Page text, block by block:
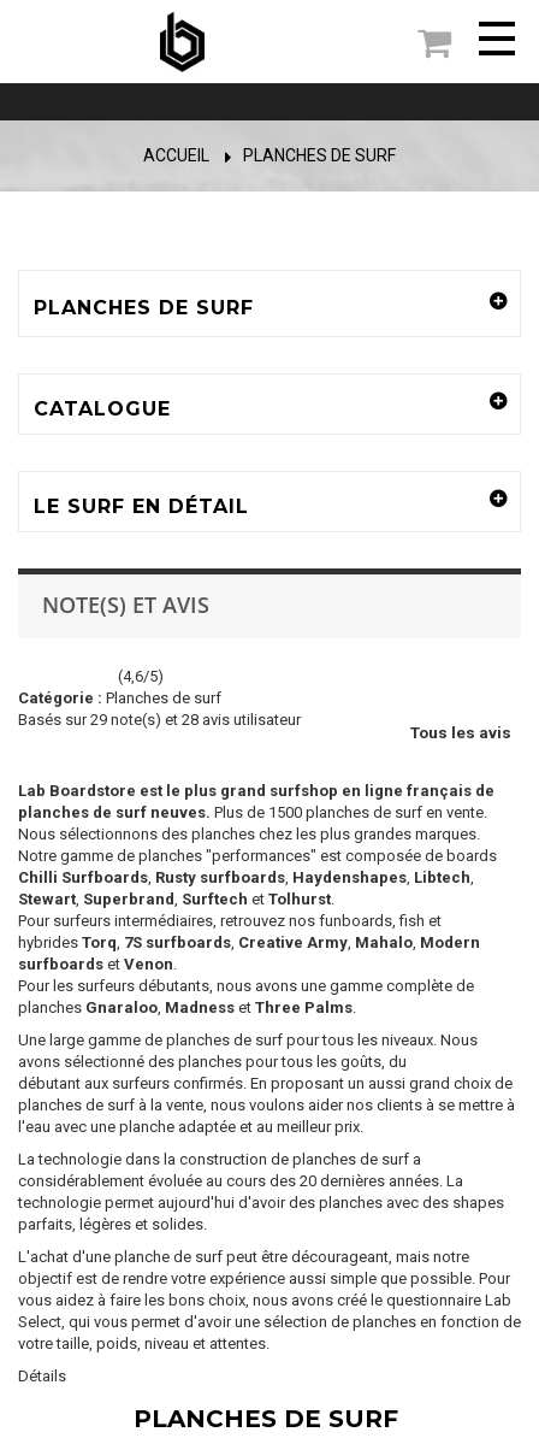
ACCUEIL PLANCHES DE SURF
PLANCHES DE SURF
CATALOGUE
LE SURF EN DÉTAIL
NOTE(S) ET AVIS
(4,6/5)
Catégorie : Planches de surf
Basés sur29 note(s) et 28 avis utilisateur
Tous les avis
Lab Boardstore est le plus grand surfshop en ligne français de
planches de surf neuves. Plus de 1500 planches de surf en vente.
Nous sélectionnons des planches chez les plus grandes marques.
Notre gamme de planches "performances" est composée de boards
Chilli Surfboards, Rusty surfboards, Haydenshapes, Libtech,
Stewart, Superbrand, Surftech et Tolhurst.
Pour surfeurs intermédiaires, retrouvez nos funboards, fish et
hybrides Torq, 7S surfboards, Creative Army, Mahalo, Modern
surfboards et Venon.
Pour les surfeurs débutants, nous avons une gamme complète de
planches Gnaraloo, Madness et Three Palms.
Une large gamme de planches de surf pour tous les niveaux. Nous
avons sélectionné des planches pour tous les goûts, du
débutant aux surfeurs confirmés. En proposant un aussi grand choix de
planches de surf à la vente, nous voulons aider nos clients à se mettre à
l'eau avec une planche adaptée et au meilleur prix.
La technologie dans la construction de planches de surf a
considérablement évoluée au cours des 20 dernières années. La
technologie permet aujourd'hui d'avoir des planches avec des shapes
parfaits, légères et solides.
L'achat d'une planche de surf peut être décourageant, mais notre
objectif est de rendre votre expérience aussi simple que possible. Pour
vous aidez à faire les bons choix, nous avons créé le questionnaire Lab
Select, qui vous permet d'avoir une sélection de planches en fonction de
votre taille, poids, niveau et attentes.
Détails
PLANCHES DE SURF
